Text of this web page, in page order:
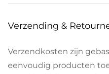
Verzending &
Verzendkosten zijn
eenvoudig producten